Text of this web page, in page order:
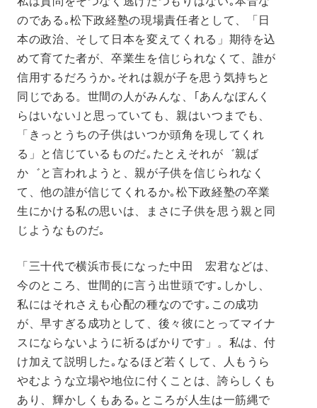
のである｡松下政経塾の現場責任者として、「日
本の政治、そして日本を変えてくれる」期待を込
めて育てた者が、卒業生を信じられなくて、誰が
信用するだろうか｡それは親が子を思う気持ちと
同じである。世間の人がみんな、｢あんなぼんく
らはいない｣と思っていても、親はいつまでも、
「きっとうちの子供はいつか頭角を現してくれ
る」と信じているものだ｡たとえそれが゛親ば
か゛と言われようと、親が子供を信じられなく
て、他の誰が信じてくれるか｡松下政経塾の卒業
生にかける私の思いは、まさに子供を思う親と同
じようなものだ｡
「三十代で横浜市長になった中田 宏君などは、
今のところ、世間的に言う出世頭です｡しかし、
私にはそれさえも心配の種なのです｡この成功
が、早すぎる成功として、後々彼にとってマイナ
スにならないように祈るばかりです」。私は、付
け加えて説明した｡なるほど若くして、人もうら
やむような立場や地位に付くことは、誇らしくも
あり、輝かしくもある｡ところが人生は一筋縄で